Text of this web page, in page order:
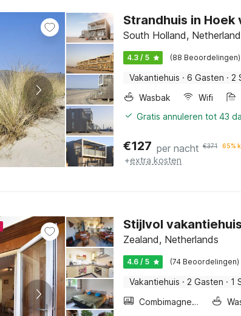
Strandhuis in Hoek
South Holland,
4.3 / 5 (88 Beoordelingen)
Vakantiehuis · 6 Gasten · 2
Wasbak
Wifi
Gratis annuleren tot 43
€127 per nacht €371 65%
+extra kosten
Stijlvol
Zealand, Netherlands
4.6 / 5 (74 Beoordelingen)
Vakantiehuis · 2 Gasten · 1
Combimagnetron